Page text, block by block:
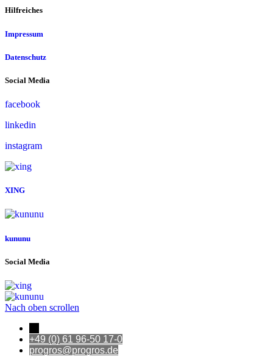
Hilfreiches
Impressum
Datenschutz
Social Media
facebook
linkedin
instagram
XING
kununu
Social Media
Nach oben scrollen
+49 (0) 61 96-50 17-0
progros@progros.de